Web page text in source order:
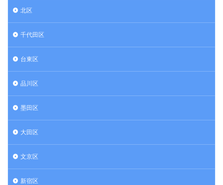
北区
千代田区
台東区
品川区
墨田区
大田区
文京区
新宿区